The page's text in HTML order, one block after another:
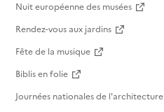
Nuit européenne des musées
Rendez-vous aux jardins
Fête de la musique
Biblis en folie
Journées nationales de l'architecture